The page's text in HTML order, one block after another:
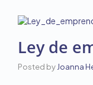
Ley de
Posted by Joanna